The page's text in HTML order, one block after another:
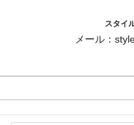
スタイ
メール：